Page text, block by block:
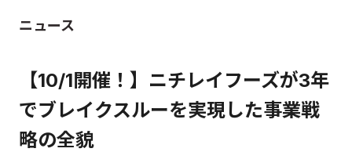
ニュース
【10/1開催！】ニチレイフーズが3年
でブレイクスルーを実現した事業戦
略の全貌